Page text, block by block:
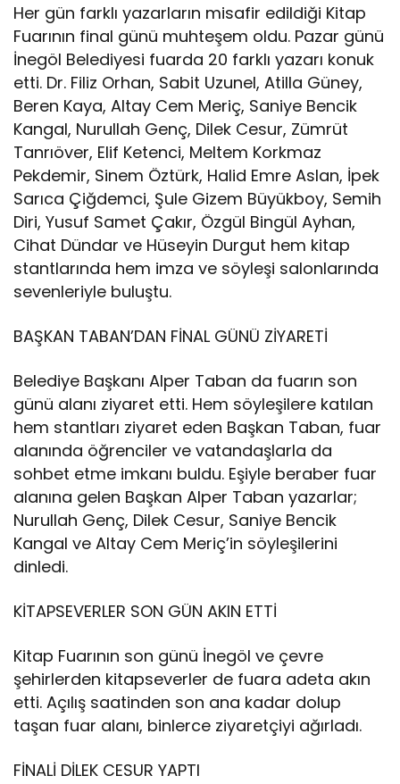
Her gün farklı yazarların misafir edildiği Kitap
Fuarının final günü muhteşem oldu. Pazar günü
İnegöl Belediyesi fuarda 20 farklı yazarı konuk
etti. Dr. Filiz Orhan, Sabit Uzunel, Atilla Güney,
Beren Kaya, Altay Cem Meriç, Saniye Bencik
Kangal, Nurullah Genç, Dilek Cesur, Zümrüt
Tanrıöver, Elif Ketenci, Meltem Korkmaz
Pekdemir, Sinem Öztürk, Halid Emre Aslan, İpek
Sarıca Çiğdemci, Şule Gizem Büyükboy, Semih
Diri, Yusuf Samet Çakır, Özgül Bingül Ayhan,
Cihat Dündar ve Hüseyin Durgut hem kitap
stantlarında hem imza ve söyleşi salonlarında
sevenleriyle buluştu.
BAŞKAN TABAN’DAN FİNAL GÜNÜ ZİYARETİ
Belediye Başkanı Alper Taban da fuarın son
günü alanı ziyaret etti. Hem söyleşilere katılan
hem stantları ziyaret eden Başkan Taban, fuar
alanında öğrenciler ve vatandaşlarla da
sohbet etme imkanı buldu. Eşiyle beraber fuar
alanına gelen Başkan Alper Taban yazarlar;
Nurullah Genç, Dilek Cesur, Saniye Bencik
Kangal ve Altay Cem Meriç’in söyleşilerini
dinledi.
KİTAPSEVERLER SON GÜN AKIN ETTİ
Kitap Fuarının son günü İnegöl ve çevre
şehirlerden kitapseverler de fuara adeta akın
etti. Açılış saatinden son ana kadar dolup
taşan fuar alanı, binlerce ziyaretçiyi ağırladı.
FİNALİ DİLEK CESUR YAPTI